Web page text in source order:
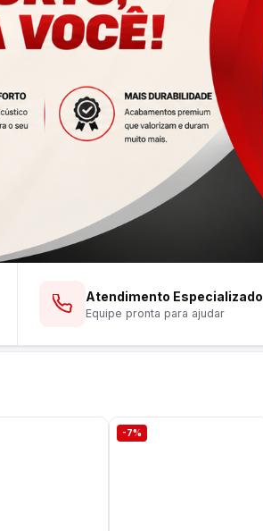
Atendimento Especializado
Equipe pronta para ajudar
-7%